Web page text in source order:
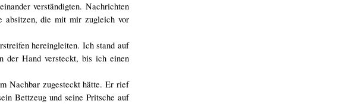
verständigten. Nachrichten
absitzen, die mit mir zugleich vor
hereingleiten. Ich stand auf
der Hand versteckt, bis ich einen
Nachbar zugesteckt hätte. Er rief
Bettzeug und seine Pritsche auf